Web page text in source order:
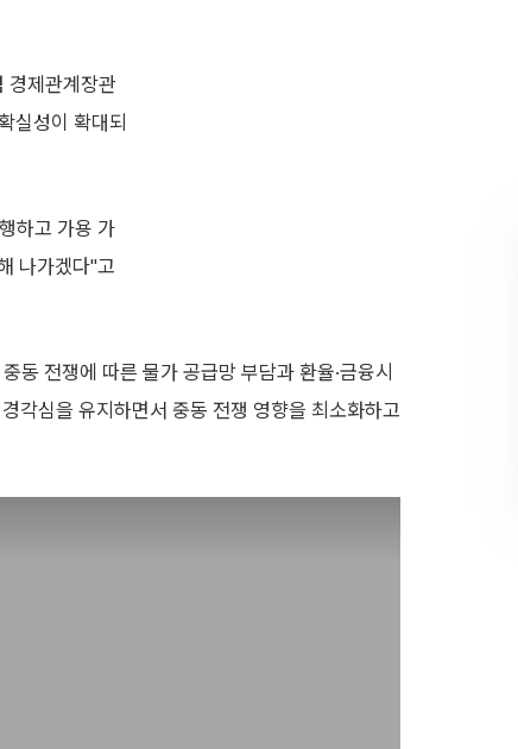
경제관계장관
실성이 확대되
하고 가용 가
나가겠다"고
동 전쟁에 따른 물가 공급망 부담과 환율·금융시
각심을 유지하면서 중동 전쟁 영향을 최소화하고